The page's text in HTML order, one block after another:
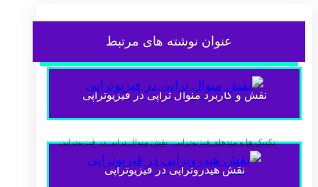
عنوان ‫نوشته های مرتبط
نقش و کاربرد منوال تراپی در فیزیوتراپی
تکنیک ها و متدهای فیزیوتراپی,نقش منوال تراپی در فیزیوتراپی
نقش هیدروتراپی در فیزیوتراپی